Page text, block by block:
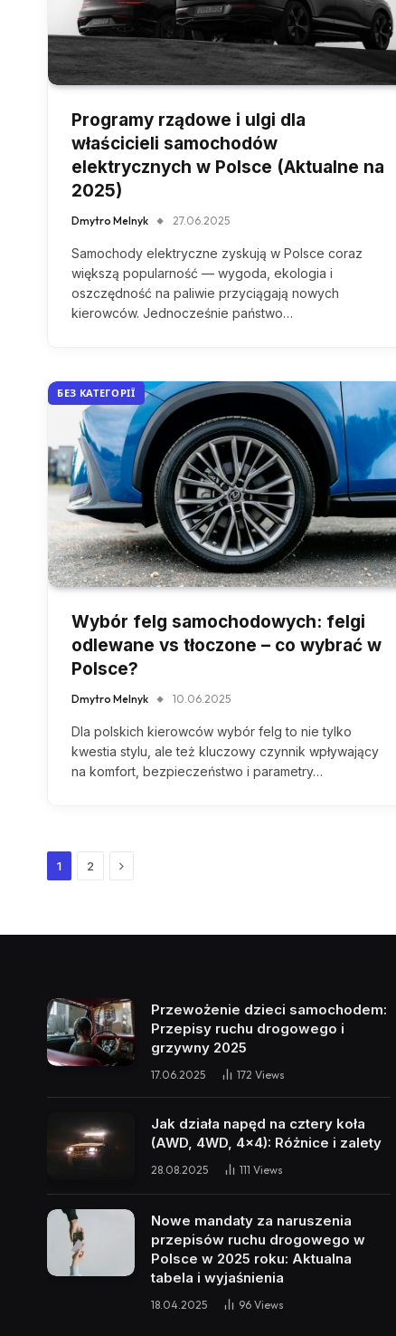
Programy rządowe i ulgi dla
właścicieli samochodów
elektrycznych w Polsce (Aktualne na
2025)
Dmytro Melnyk 27.06.2025
Samochody elektryczne zyskują w Polsce coraz
większą popularność — wygoda, ekologia i
oszczędność na paliwie przyciągają nowych
kierowców. Jednocześnie państwo…
БЕЗ КАТЕГОРІЇ
Wybór felg samochodowych: felgi
odlewane vs tłoczone – co wybrać w
Polsce?
Dmytro Melnyk 10.06.2025
Dla polskich kierowców wybór felg to nie tylko
kwestia stylu, ale też kluczowy czynnik wpływający
na komfort, bezpieczeństwo i parametry…
1 2 Next
Przewożenie dzieci samochodem:
Przepisy ruchu drogowego i
grzywny 2025
17.06.2025 172 Views
Jak działa napęd na cztery koła
(AWD, 4WD, 4×4): Różnice i zalety
28.08.2025 111 Views
Nowe mandaty za naruszenia
przepisów ruchu drogowego w
Polsce w 2025 roku: Aktualna
tabela i wyjaśnienia
18.04.2025 96 Views